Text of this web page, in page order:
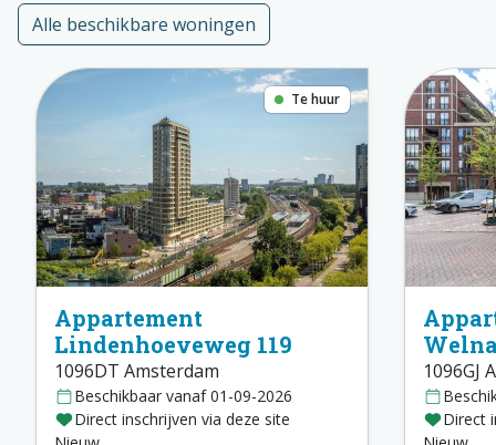
Alle beschikbare woningen
Te huur
Appartement
Lindenhoeveweg 119
1096DT Amsterdam
Beschikbaar vanaf 01-09-2026
Direct inschrijven via deze site
1096GJ
Direct